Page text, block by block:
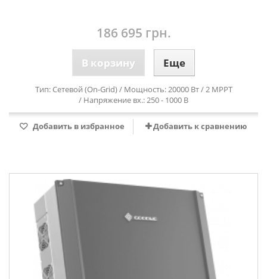
186 695 грн.
В корзину Еще
Тип: Сетевой (On-Grid) / Мощность: 20000 Вт / 2 MPPT
/ Напряжение вх.: 250 - 1000 В
Добавить в избранное Добавить к сравнению